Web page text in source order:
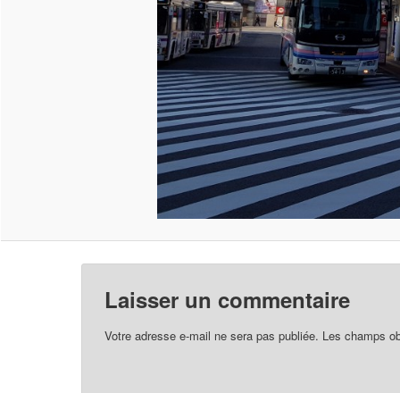
Laisser un commentaire
Votre adresse e-mail ne sera pas publiée. Les champs